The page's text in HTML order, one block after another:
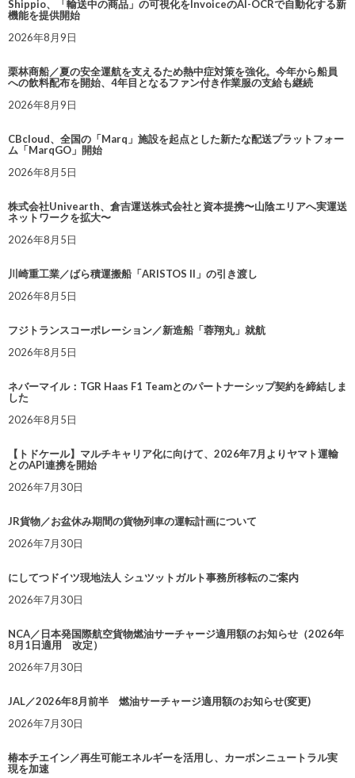
Shippio、「輸送中の商品」の可視化をInvoiceのAI-OCRで自動化する新
機能を提供開始
2026年8月9日
栗林商船／夏の安全運航を支えるため熱中症対策を強化。今年から船員
への飲料配布を開始、4年目となるファン付き作業服の支給も継続
2026年8月9日
CBcloud、全国の「Marq」施設を起点とした新たな配送プラットフォー
ム「MarqGO」開始
2026年8月5日
株式会社Univearth、倉吉運送株式会社と資本提携〜山陰エリアへ実運送
ネットワークを拡大〜
2026年8月5日
川崎重工業／ばら積運搬船「ARISTOS II」の引き渡し
2026年8月5日
フジトランスコーポレーション／新造船「蓉翔丸」就航
2026年8月5日
ネバーマイル：TGR Haas F1 Teamとのパートナーシップ契約を締結しま
した
2026年8月5日
【トドケール】マルチキャリア化に向けて、2026年7月よりヤマト運輸
とのAPI連携を開始
2026年7月30日
JR貨物／お盆休み期間の貨物列車の運転計画について
2026年7月30日
にしてつドイツ現地法人 シュツットガルト事務所移転のご案内
2026年7月30日
NCA／日本発国際航空貨物燃油サーチャージ適用額のお知らせ（2026年
8月1日適用 改定）
2026年7月30日
JAL／2026年8月前半 燃油サーチャージ適用額のお知らせ(変更)
2026年7月30日
椿本チエイン／再生可能エネルギーを活用し、カーボンニュートラル実
現を加速